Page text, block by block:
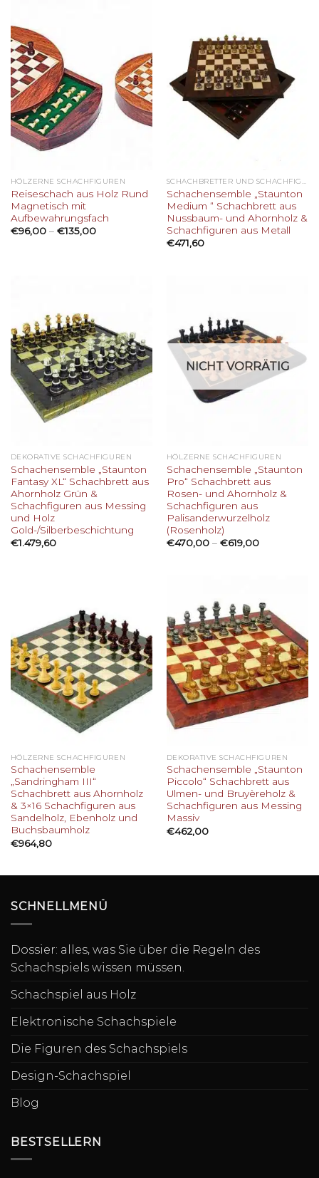
HÖLZERNE SCHACHFIGUREN
Reiseschach aus Holz Rund
Magnetisch mit
Aufbewahrungsfach
€96,00– €135,00
SCHACHBRETTER UND SCHACHFIGUREN AUS METALL
Schachensemble „Staunton
Medium “ Schachbrett aus
Nussbaum- und Ahornholz &
Schachfiguren aus Metall
€471,60
DEKORATIVE SCHACHFIGUREN
Schachensemble „Staunton
Fantasy XL“ Schachbrett aus
Ahornholz Grün &
Schachfiguren aus Messing
und Holz
Gold-/Silberbeschichtung
€1.479,60
NICHT VORRÄTIG
HÖLZERNE SCHACHFIGUREN
Schachensemble „Staunton
Pro“ Schachbrett aus
Rosen- und Ahornholz &
Schachfiguren aus
Palisanderwurzelholz
(Rosenholz)
€470,00– €619,00
HÖLZERNE SCHACHFIGUREN
Schachensemble
„Sandringham III“
Schachbrett aus Ahornholz
& 3×16 Schachfiguren aus
Sandelholz, Ebenholz und
Buchsbaumholz
€964,80
DEKORATIVE SCHACHFIGUREN
Schachensemble „Staunton
Piccolo“ Schachbrett aus
Ulmen- und Bruyèreholz &
Schachfiguren aus Messing
Massiv
€462,00
SCHNELLMENÜ
Dossier: alles, was Sie über die Regeln des
Schachspiels wissen müssen.
Schachspiel aus Holz
Elektronische Schachspiele
Die Figuren des Schachspiels
Design-Schachspiel
Blog
BESTSELLERN